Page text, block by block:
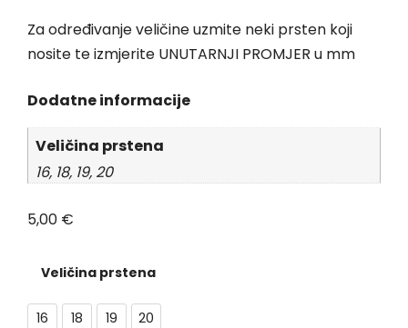
Za određivanje veličine uzmite neki prsten koji
nosite te izmjerite UNUTARNJI PROMJER u mm
Dodatne informacije
Veličina prstena
16, 18, 19, 20
5,00 €
Veličina prstena
16 18 19 20